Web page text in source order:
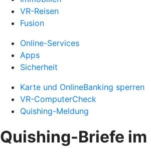
VR-Reisen
Fusion
Online-Services
Apps
Sicherheit
Karte und OnlineBanking sperren
VR-ComputerCheck
Quishing-Meldung
Quishing-Briefe im